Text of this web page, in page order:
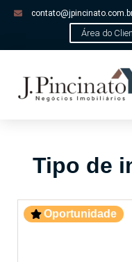
Área do
Tipo de
Oportunidade